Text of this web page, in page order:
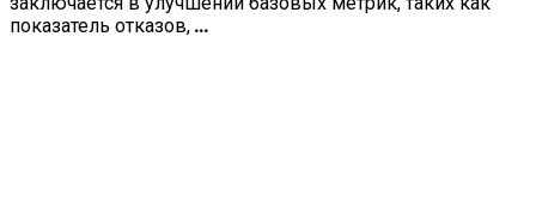
показатель отказов,